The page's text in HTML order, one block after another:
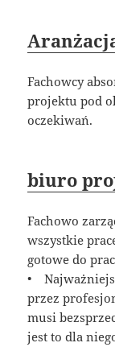
Fachowcy
projektu pod
oczekiwań.
biuro
Fachowo
wszystkie
gotowe do
•
przez
musi
jest to dla